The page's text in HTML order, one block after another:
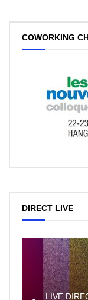
COWORKING
DIRECT LIVE
LIVE